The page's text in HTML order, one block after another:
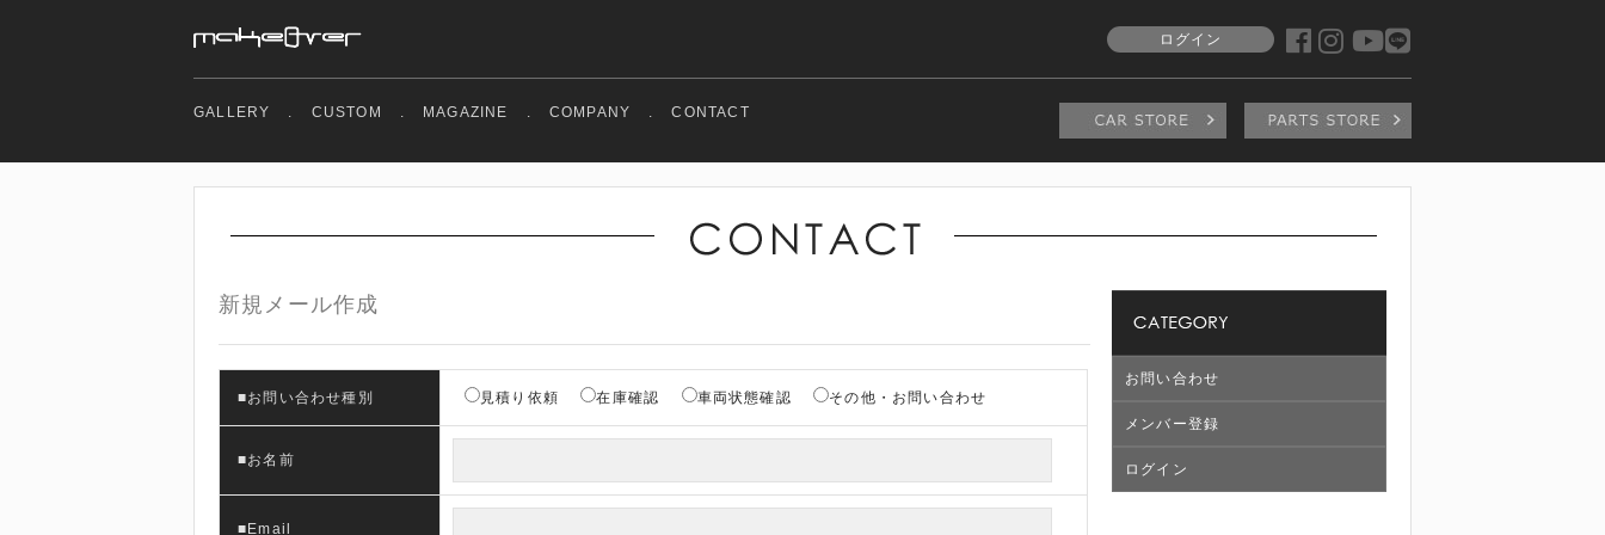
ログイン
GALLERY . CUSTOM . MAGAZINE . COMPANY . CONTACT
新規メール作成
■お問い合わせ種別 見積り依頼 在庫確認 車両状態確認 その他・お問い合わせ
■お名前
■Email
お問い合わせ
メンバー登録
ログイン